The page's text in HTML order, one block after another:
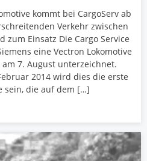
kommt bei CargoServ ab
Verkehr zwischen
zum Einsatz Die Cargo Service
eine Vectron Lokomotive
7. August unterzeichnet.
2014 wird dies die erste
sein, die auf dem […]